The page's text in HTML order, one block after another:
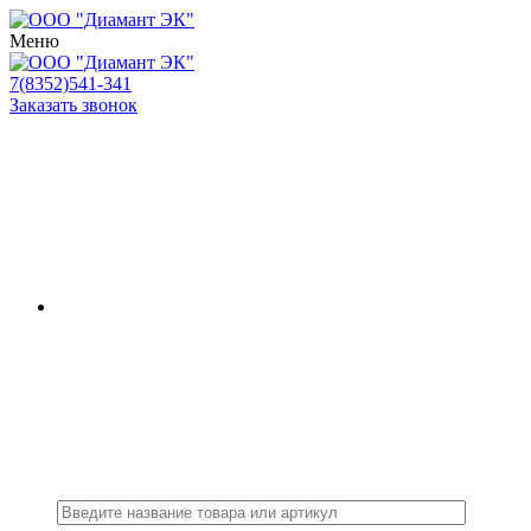
Меню
7(8352)541-341
Заказать звонок